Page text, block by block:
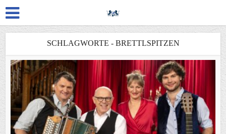
SCHLAGWORTE - BRETTLSPITZEN